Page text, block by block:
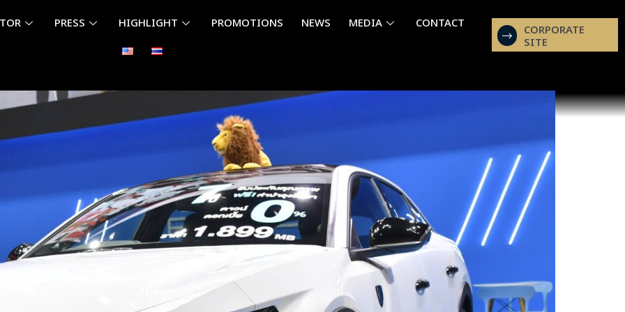
PRESS HIGHLIGHT PROMOTIONS NEWS MEDIA CONTACT CORPORATE
SITE